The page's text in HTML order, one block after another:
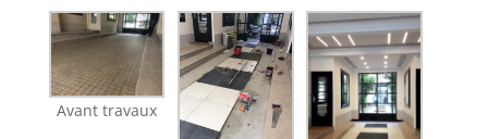
Avant travaux